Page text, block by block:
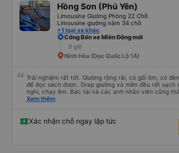
Hồng Sơn (Phú Yên)
Limousine Giường Phòng 22 Chỗ
Limousine giường nằm 34 chỗ
+1 loại xe khác
Cổng Bến xe Miền Đông mới
9 giờ
Ninh Hòa (Dọc Quốc Lộ 1A)
Trải nghiệm rất tốt. Giường rộng rãi, có gối ôm, có
để đọc sách được. Drap giường và mền đều rất sạch
nghi, chạy êm. Bác tài và các anh nhân viên cũng
trung chuyển về nội thành thành phố tuy hoà rất tiện.
Xem thêm
Xác nhận chỗ ngay lập tức